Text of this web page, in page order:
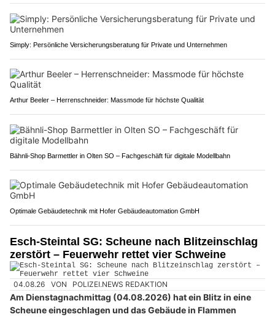
Simply: Persönliche Versicherungsberatung für Private und Unternehmen
Arthur Beeler – Herrenschneider: Massmode für höchste Qualität
Bähnli-Shop Barmettler in Olten SO – Fachgeschäft für digitale Modellbahn
Optimale Gebäudetechnik mit Hofer Gebäudeautomation GmbH
Esch-Steintal SG: Scheune nach Blitzeinschlag
zerstört – Feuerwehr rettet vier Schweine
04.08.26 VON POLIZEI.NEWS REDAKTION
Am Dienstagnachmittag (04.08.2026) hat ein Blitz in eine
Scheune eingeschlagen und das Gebäude in Flammen